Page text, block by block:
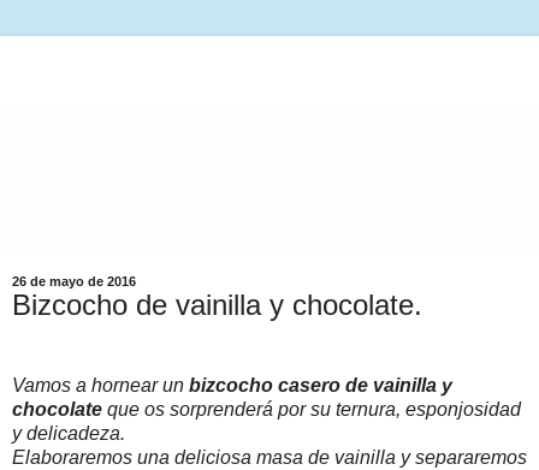
26 de mayo de 2016
Bizcocho de vainilla y chocolate.
Vamos a hornear un bizcocho casero de vainilla y
chocolate que os sorprenderá por su ternura, esponjosidad
y delicadeza.
Elaboraremos una deliciosa masa de vainilla y separaremos